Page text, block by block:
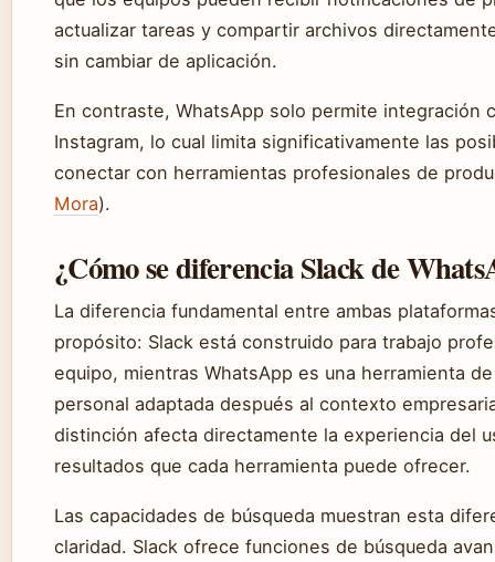
actualizar tareas y compartir archivos
sin cambiar de aplicación.
En contraste, WhatsApp solo permite integración
Instagram, lo cual limita significativamente las
conectar con herramientas profesionales de
Mora).
¿Cómo se diferencia Slack de
La diferencia fundamental entre ambas
propósito: Slack está construido para trabajo
equipo, mientras WhatsApp es una herramienta
personal adaptada después al contexto
distinción afecta directamente la experiencia del
resultados que cada herramienta puede ofrecer.
Las capacidades de búsqueda muestran esta
claridad. Slack ofrece funciones de búsqueda